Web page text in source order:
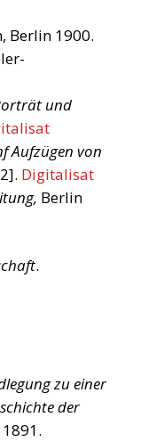
Berlin 1900.
und
Aufzügen von
Digitalisat
Berlin
.
zu einer
der